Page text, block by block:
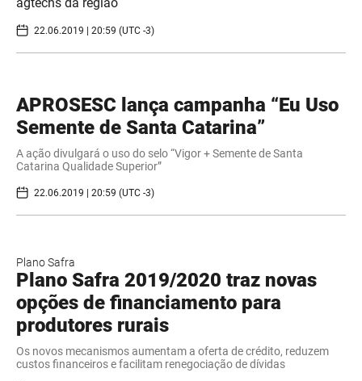
agtechs da região
22.06.2019 | 20:59 (UTC -3)
APROSESC lança campanha “Eu Uso
Semente de Santa Catarina”
A ação divulgará o uso do selo “Vigor + Semente de Santa
Catarina Qualidade Superior”
22.06.2019 | 20:59 (UTC -3)
Plano Safra
Plano Safra 2019/2020 traz novas
opções de financiamento para
produtores rurais
Os novos mecanismos aumentam a oferta de crédito, reduzem
custos financeiros e facilitam renegociação de dívidas